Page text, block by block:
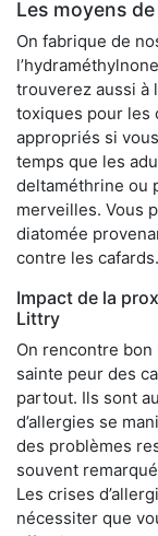
Les moyens
On fabrique de
trouverez aussi à
toxiques pour les
appropriés si
temps que les
deltaméthrine ou
merveilles. Vous
diatomée
contre les cafards.
Impact de la
Littry
On rencontre
sainte peur des
partout. Ils sont
d’allergies se
des problèmes
souvent
Les crises
nécessiter que